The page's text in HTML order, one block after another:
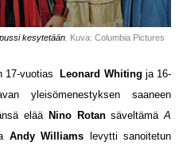
kesytetään. Kuva: Columbia Pictures
17-vuotias Leonard Whiting ja 16-
yleisömenestyksen saaneen
elää Nino RotansäveltämäA
Andy Williams
levytti sanoitetun